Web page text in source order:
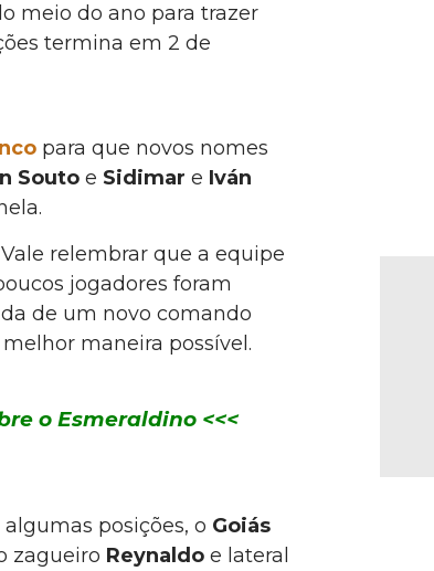
meio do ano para trazer
termina em 2 de
para que novos nomes
Souto e Sidimar e Iván
relembrar que a equipe
jogadores foram
de um novo comando
maneira possível.
o Esmeraldino <<<
posições, o Goiás
zagueiro Reynaldo e lateral